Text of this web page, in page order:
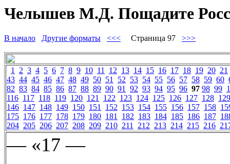
Челышев М.Д. Пощадите
В начало Другие форматы <<< Страница 97 >>>
1 2 3 4 5 6 7 8 9 10 11 12 13 14 15 16 17 18 19 20 21
43 44 45 46 47 48 49 50 51 52 53 54 55 56 57 58 59 60
82 83 84 85 86 87 88 89 90 91 92 93 94 95 96 97 98 99
116 117 118 119 120 121 122 123 124 125 126 127 128 129
146 147 148 149 150 151 152 153 154 155 156 157 158
175 176 177 178 179 180 181 182 183 184 185 186 187
204 205 206 207 208 209 210 211 212 213 214 215 216
— «17 —